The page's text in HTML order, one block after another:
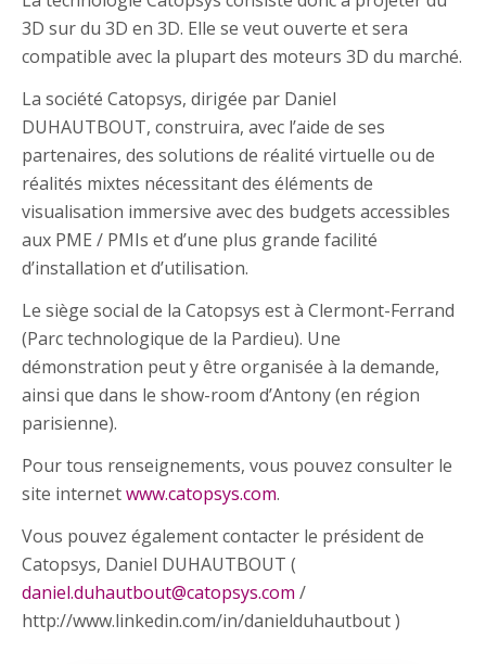
3D sur du 3D en 3D. Elle se veut ouverte et sera
compatible avec la plupart des moteurs 3D du marché.
La société Catopsys, dirigée par Daniel
DUHAUTBOUT, construira, avec l’aide de ses
partenaires, des solutions de réalité virtuelle ou de
réalités mixtes nécessitant des éléments de
visualisation immersive avec des budgets accessibles
aux PME / PMIs et d’une plus grande facilité
d’installation et d’utilisation.
Le siège social de la Catopsys est à Clermont-Ferrand
(Parc technologique de la Pardieu). Une
démonstration peut y être organisée à la demande,
ainsi que dans le show-room d’Antony (en région
parisienne).
Pour tous renseignements, vous pouvez consulter le
site internetwww.catopsys.com.
Vous pouvez également contacter le président de
Catopsys, Daniel DUHAUTBOUT (
daniel.duhautbout@catopsys.com /
http://www.linkedin.com/in/danielduhautbout )